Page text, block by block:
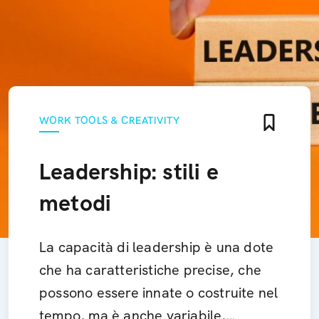
WORK TOOLS & CREATIVITY
Leadership: stili e
metodi
La capacità di leadership è una dote
che ha caratteristiche precise, che
possono essere innate o costruite nel